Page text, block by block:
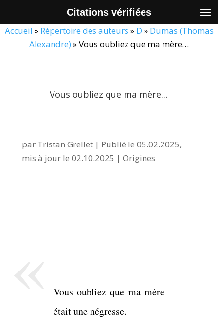
Accueil » Répertoire des auteurs » D » Dumas (Thomas
Alexandre) »Vous oubliez que ma mère…
Vous oubliez que ma mère…
par Tristan Grellet| Publié le 05.02.2025,
mis à jour le 02.10.2025 | Origines
Vous oubliez que ma mère
était une négresse.
Citations vérifiées